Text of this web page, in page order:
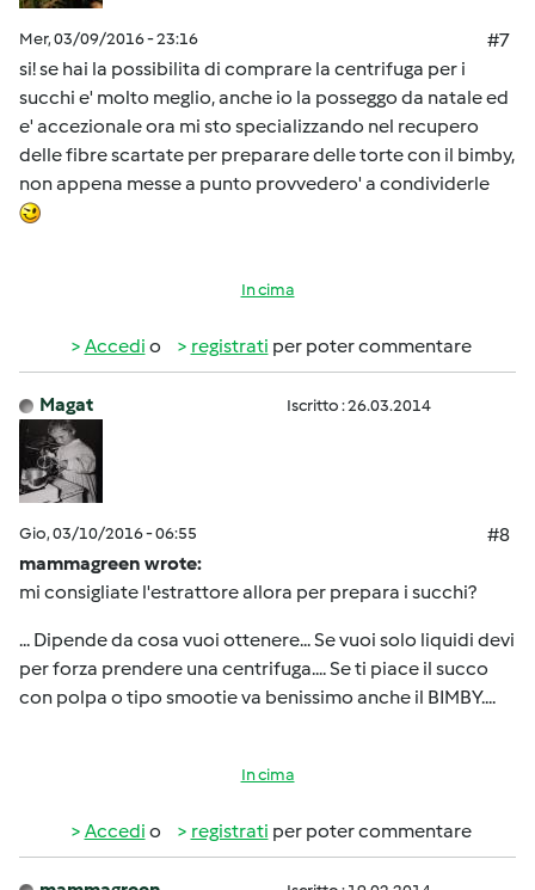
Mer, 03/09/2016 - 23:16
#7
si! se hai la possibilita di comprare la centrifuga per i
succhi e' molto meglio, anche io la posseggo da natale ed
e' accezionale ora mi sto specializzando nel recupero
delle fibre scartate per preparare delle torte con il bimby,
non appena messe a punto provvedero' a condividerle
In cima
Accedi o registrati per poter commentare
Magat Iscritto : 26.03.2014
Gio, 03/10/2016 - 06:55
#8
mammagreen wrote:
mi consigliate l'estrattore allora per prepara i succhi?
... Dipende da cosa vuoi ottenere... Se vuoi solo liquidi devi
per forza prendere una centrifuga.... Se ti piace il succo
con polpa o tipo smootie va benissimo anche il BIMBY....
In cima
Accedi o registrati per poter commentare